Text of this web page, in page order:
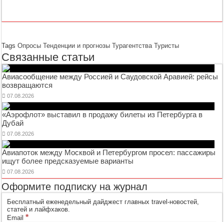
TagsОпросы Тенденции и прогнозы Турагентства Туристы
Связанные статьи
Авиасообщение между Россией и Саудовской Аравией: рейсы
возвращаются
07.08.2026
«Аэрофлот» выставил в продажу билеты из Петербурга в
Дубай
07.08.2026
Авиапоток между Москвой и Петербургом просел: пассажиры
ищут более предсказуемые варианты
07.08.2026
Оформите подписку на журнал
Бесплатный еженедельный дайджест главных travel-новостей,
статей и лайфхаков.
Email*